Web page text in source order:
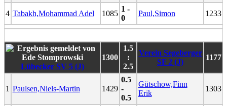
4 Tabakh,Mohammad Adel 1085
1 -
0
Paul,Simon 1233
Lübecker SV 5 (J)
1300
1.5
:
2.5
Verein Segeberger
SF 2 (J)
1177
1 Paulsen,Niels-Martin 1429
0.5
-
0.5
Gütschow,Finn
Erik
1303